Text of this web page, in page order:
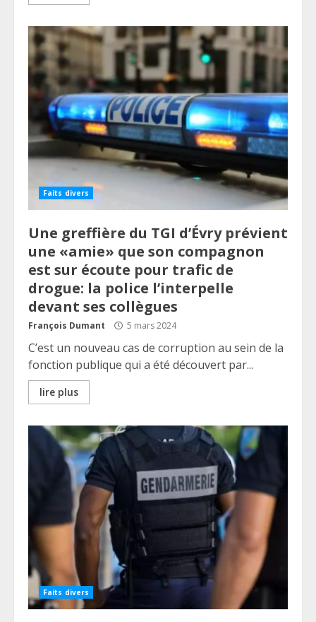
Faits divers
Une greffière du TGI d’Évry prévient
une «amie» que son compagnon
est sur écoute pour trafic de
drogue: la police l’interpelle
devant ses collègues
François Dumant 5 mars 2024
C’est un nouveau cas de corruption au sein de la
fonction publique qui a été découvert par...
lire plus
Faits divers